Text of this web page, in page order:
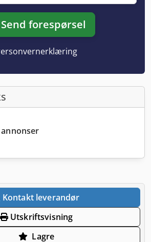
Send forespørsel
annonser
Kontakt leverandør
Utskriftsvisning
Lagre